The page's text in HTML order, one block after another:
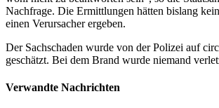
Nachfrage. Die Ermittlungen hätten bislang
einen Verursacher ergeben.
Der Sachschaden wurde von der Polizei auf
geschätzt. Bei dem Brand wurde niemand
Verwandte Nachrichten